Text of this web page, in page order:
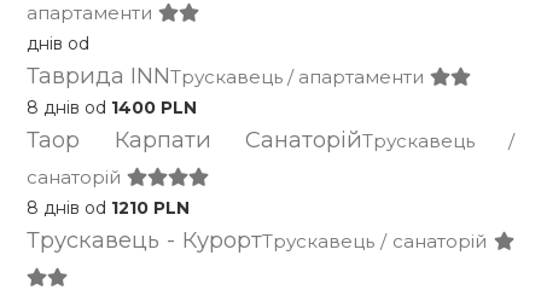
апартаменти
днів od
Таврида INNТрускавець / апартаменти
8 днів od 1400 PLN
Таор Карпати СанаторійТрускавець /
санаторій
8 днів od 1210 PLN
Трускавець - КурортТрускавець / санаторій